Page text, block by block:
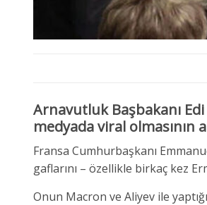
Arnavutluk Başbakanı Edi
medyada viral olmasının
Fransa Cumhurbaşkanı
gaflarını – özellikle birkaç kez
Onun Macron ve Aliyev ile